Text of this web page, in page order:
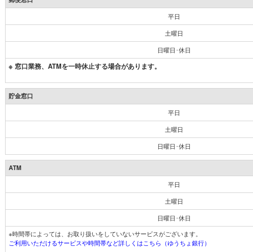
平日
土曜日
日曜日･休日
※ 窓口業務、ATMを一時休止する場合があります。
貯金窓口
平日
土曜日
日曜日･休日
ATM
平日
土曜日
日曜日･休日
※時間帯によっては、お取り扱いをしていないサービスがございます。
ご利用いただけるサービスや時間帯など詳しくはこちら（ゆうちょ銀行）